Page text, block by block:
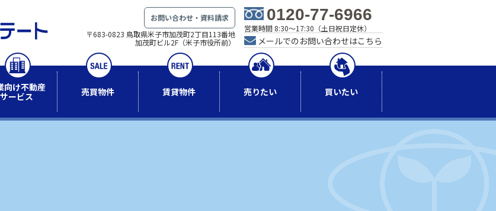
お問い合わせ・資料請求
〒683-0823 鳥取県米子市加茂町2丁目113番地
加茂町ビル2F（米子市役所前）
0120-77-6966
営業時間 8:30～17:30（土日祝日定休）
メールでのお問い合わせはこちら
向け不動産
サービス
売買物件 賃貸物件 売りたい 買いたい